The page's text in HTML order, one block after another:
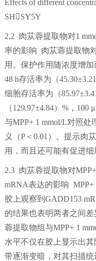
Effects of different
SHSY5Y
2.2 肉苁蓉提取物对1
率的影响 肉苁蓉提取物
用。保护作用随浓度增
48 h存活率为（
细胞存活率为（
（129.97±4.84）%，
与MPP+ 1 mmol/L对照
义（P＜0.01）。提示肉
用，而且还可能有促进
2.3 肉苁蓉提取物对
mRNA表达的影响
胶上观察到GADD153
的结果也表明两者之间
蓉提取物组与MPP+ 1
水平不仅在胶上显示出
带逐渐变暗，对其扫描